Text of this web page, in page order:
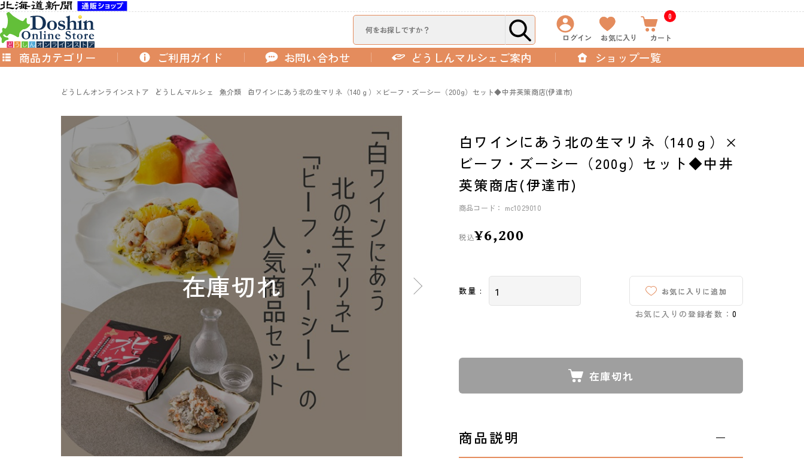
ログイン お気に入り
0
カート
商品カテゴリー ショップ一覧
ご利用ガイド お問い合わせ どうしんマルシェご案内
どうしんオンラインストア どうしんマルシェ 魚介類 白ワインにあう北の生マリネ（140ｇ）×ビーフ・ズーシー（200g）セット◆中井英策商店(伊達市)
白ワインにあう北の生マリネ（140ｇ）×
ビーフ・ズーシー（200g）セット◆中井
英策商店(伊達市)
商品コード： mc1029010
税込¥6,200
数量 : お気に入りに追加
お気に入りの登録者数： 0
在庫切れ
商品説明